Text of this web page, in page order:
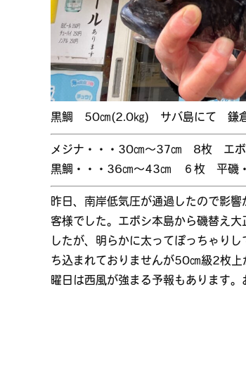
黒鯛 50㎝(2.0㎏) サバ島にて 鎌
メジナ・・・30㎝～37㎝ 8枚 エボ
黒鯛・・・36㎝～43㎝ ６枚 平磯
昨日、南岸低気圧が通過したので影
客様でした。エボシ本島から磯替え
したが、明らかに太ってぽっちゃり
ち込まれておりませんが50㎝級2枚
曜日は西風が強まる予報もあります。